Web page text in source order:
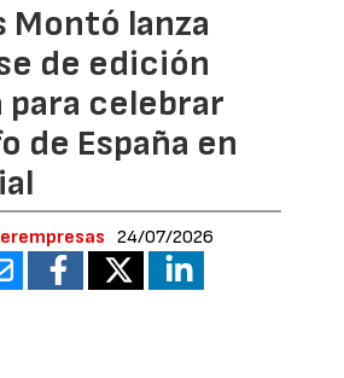
Montó lanza
de edición
celebrar
de España en
24/07/2026